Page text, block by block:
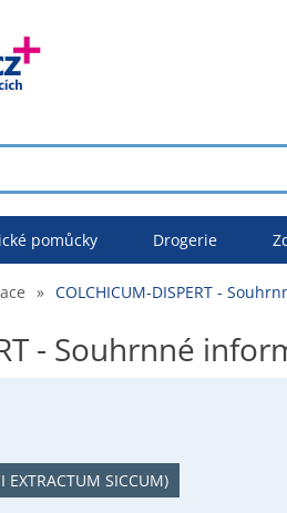
pomůcky Drogerie
» COLCHICUM-DISPERT -
- Souhrnné
EXTRACTUM SICCUM)